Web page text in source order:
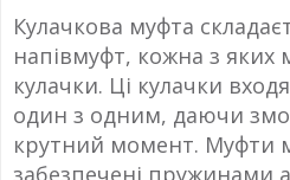
Кулачкова муфта
напівмуфт, кожна з яких
кулачки. Ці кулачки
один з одним, даючи
крутний момент. Муфти
забезпечені пружинами